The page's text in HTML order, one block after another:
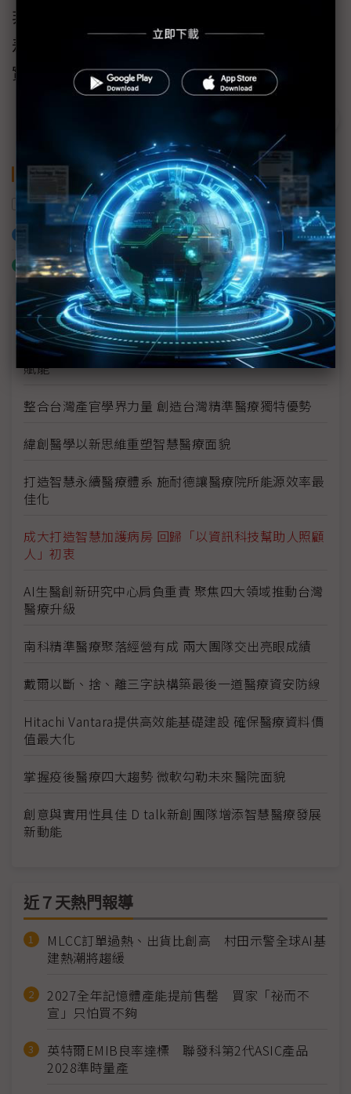
非「簡化」，智慧醫療業者必須思考這兩者的
差異，方能打造最適化架構，對醫護工作產生
實質助益。
關鍵字
智慧醫療 成功大學
加入已選取到「關鍵字追蹤」
什麼是「關鍵字追蹤」
議題精選－2021智慧醫療論壇(台南)專輯
匯整各方思維共創多贏局面 以科技為南台灣智慧醫療
賦能
整合台灣產官學界力量 創造台灣精準醫療獨特優勢
緯創醫學以新思維重塑智慧醫療面貌
打造智慧永續醫療體系 施耐德讓醫療院所能源效率最
佳化
成大打造智慧加護病房 回歸「以資訊科技幫助人照顧
人」初衷
AI生醫創新研究中心肩負重責 聚焦四大領域推動台灣
醫療升級
南科精準醫療聚落經營有成 兩大團隊交出亮眼成績
戴爾以斷、捨、離三字訣構築最後一道醫療資安防線
Hitachi Vantara提供高效能基礎建設 確保醫療資料價
值最大化
掌握疫後醫療四大趨勢 微軟勾勒未來醫院面貌
創意與實用性具佳 D talk新創團隊增添智慧醫療發展
新動能
近７天熱門報導
MLCC訂單過熱、出貨比創高 村田示警全球AI基
建熱潮將趨緩
2027全年記憶體產能提前售罄 買家「祕而不
宣」只怕買不夠
英特爾EMIB良率達標 聯發科第2代ASIC產品
2028準時量產